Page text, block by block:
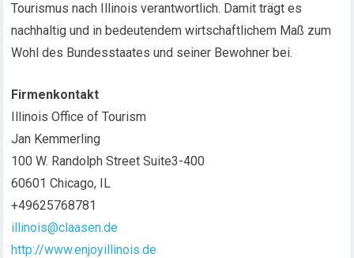
Tourismus nach Illinois verantwortlich. Damit trägt es
nachhaltig und in bedeutendem wirtschaftlichem Maß zum
Wohl des Bundesstaates und seiner Bewohner bei.
Firmenkontakt
Illinois Office of Tourism
Jan Kemmerling
100 W. Randolph Street Suite3-400
60601 Chicago, IL
+49625768781
illinois@claasen.de
http://www.enjoyillinois.de